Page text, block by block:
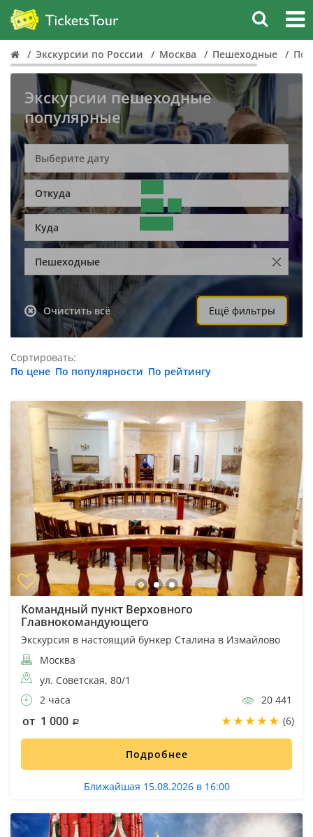
Экскурсии по России Москва Пешеходные
Экскурсии пешеходные
популярные
Откуда
Куда
Пешеходные
Очистить всё Ещё фильтры
Сортировать:
По цене По популярности По рейтингу
Командный пункт Верховного
Главнокомандующего
Экскурсия в настоящий бункер Сталина в Измайлово
Москва
ул. Советская, 80/1
2 часа
20 441
от 1 000 (6)
Подробнее
Ближайшая 15.08.2026 в 16:00